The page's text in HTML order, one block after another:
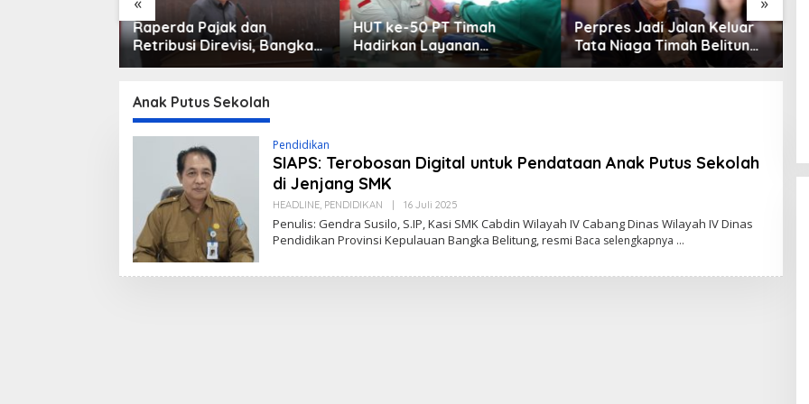
Raperda Pajak dan
Retribusi Direvisi, Bangka
Barat Tambah Objek
HUT ke-50 PT Timah
Hadirkan Layanan
Kesehatan Gratis untuk
Perpres Jadi Jalan Keluar
Tata Niaga Timah Belitung,
Bambang Patijaya Minta
Anak Putus Sekolah
Pendidikan
SIAPS: Terobosan Digital untuk Pendataan Anak Putus Sekolah
di Jenjang SMK
HEADLINE, PENDIDIKAN 16 Juli 2025
L
E
H
D
Penulis: Gendra Susilo, S.IP, Kasi SMK Cabdin Wilayah IV Cabang Dinas Wilayah IV Dinas
Pendidikan Provinsi Kepulauan Bangka Belitung, resmi Baca selengkapnya